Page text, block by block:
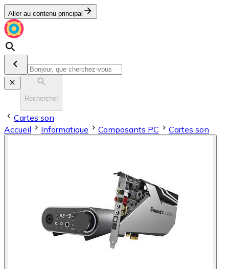
Aller au contenu principal
Rechercher
Cartes son
Accueil
Informatique Composants PC Cartes son